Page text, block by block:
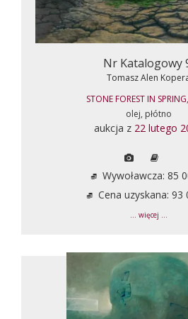
Nr Katalogowy
Tomasz Alen
STONE FOREST IN
olej, płótno
aukcja z 22 lutego
Wywoławcza: 85
Cena uzyskana: 93
... więcej ...